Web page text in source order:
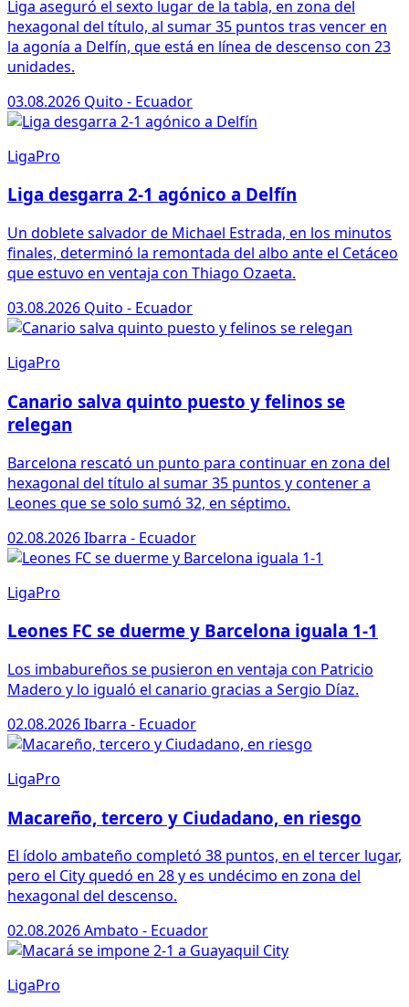
Liga aseguró el sexto lugar de la tabla, en zona del
hexagonal del título, al sumar 35 puntos tras vencer en
la agonía a Delfín, que está en línea de descenso con 23
unidades.
03.08.2026 Quito - Ecuador
LigaPro
Liga desgarra 2-1 agónico a Delfín
Un doblete salvador de Michael Estrada, en los minutos
finales, determinó la remontada del albo ante el Cetáceo
que estuvo en ventaja con Thiago Ozaeta.
03.08.2026 Quito - Ecuador
LigaPro
Canario salva quinto puesto y felinos se
relegan
Barcelona rescató un punto para continuar en zona del
hexagonal del título al sumar 35 puntos y contener a
Leones que se solo sumó 32, en séptimo.
02.08.2026Ibarra - Ecuador
LigaPro
Leones FC se duerme y Barcelona iguala 1-1
Los imbabureños se pusieron en ventaja con Patricio
Madero y lo igualó el canario gracias a Sergio Díaz.
02.08.2026Ibarra - Ecuador
LigaPro
Macareño, tercero y Ciudadano, en riesgo
El ídolo ambateño completó 38 puntos, en el tercer lugar,
pero el City quedó en 28 y es undécimo en zona del
hexagonal del descenso.
02.08.2026Ambato - Ecuador
LigaPro